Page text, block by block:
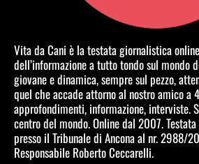
Vita da Cani è la testata giornalistica
dell’informazione a tutto tondo sul mondo
giovane e dinamica, sempre sul pezzo,
quel che accade attorno al nostro amico a
approfondimenti, informazione, interviste.
centro del mondo. Online dal 2007.
presso il Tribunale di Ancona al nr. 2988/
Responsabile Roberto Ceccarelli.